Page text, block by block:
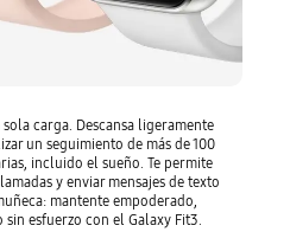
carga. Descansa ligeramente
un seguimiento de más de 100
incluido el sueño. Te permite
y enviar mensajes de texto
mantente empoderado,
esfuerzo con el Galaxy Fit3.